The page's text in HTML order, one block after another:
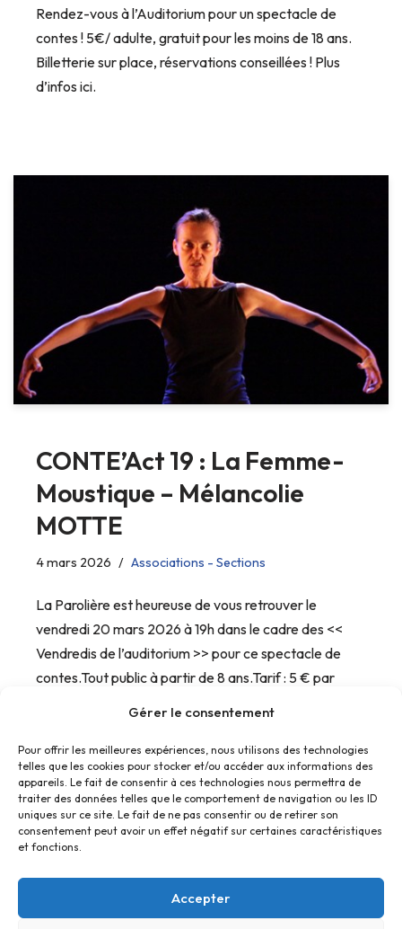
Gérer le consentement
Pour offrir les meilleures expériences, nous utilisons des technologies
telles que les cookies pour stocker et/ou accéder aux informations des
appareils. Le fait de consentir à ces technologies nous permettra de
traiter des données telles que le comportement de navigation ou les ID
uniques sur ce site. Le fait de ne pas consentir ou de retirer son
consentement peut avoir un effet négatif sur certaines caractéristiques
et fonctions.
Accepter
Rendez-vous à l’Auditorium pour un spectacle de
contes ! 5€/ adulte, gratuit pour les moins de 18 ans.
Billetterie sur place, réservations conseillées ! Plus
d’infos ici.
CONTE’Act 19 : La Femme-
Moustique – Mélancolie
MOTTE
4 mars 2026 Associations - Sections
La Parolière est heureuse de vous retrouver le
vendredi 20 mars 2026 à 19h dans le cadre des <<
Vendredis de l’auditorium >> pour ce spectacle de
contes.Tout public à partir de 8 ans.Tarif : 5 € par